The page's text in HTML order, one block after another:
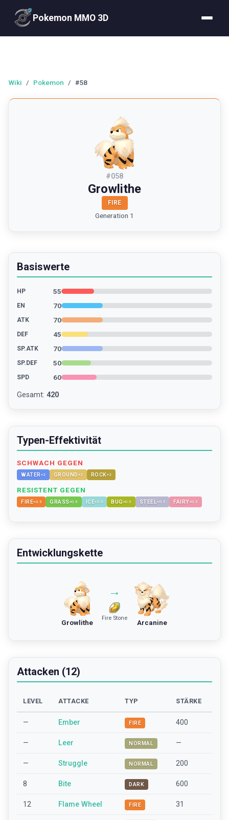
Pokemon MMO 3D
Wiki / Pokemon / #58
#058
Growlithe
FIRE
Generation 1
Basiswerte
HP 55
EN 70
ATK 70
DEF 45
SP.ATK 70
SP.DEF 50
SPD 60
Gesamt: 420
Typen-Effektivität
SCHWACH GEGEN
WATER ×2 GROUND ×2 ROCK×2
RESISTENT GEGEN
FIRE×0.5 GRASS×0.5 ICE×0.5 BUG ×0.5 STEEL×0.5 FAIRY×0.5
Entwicklungskette
Growlithe
→
Fire Stone
Arcanine
Attacken (12)
LEVEL ATTACKE TYP STÄRKE
— Ember FIRE 400
— Leer NORMAL —
— Struggle NORMAL 200
8 Bite DARK 600
12 Flame Wheel FIRE 31